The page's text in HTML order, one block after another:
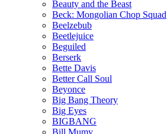
Beauty and the Beast
Beck: Mongolian Chop Squad
Beelzebub
Beetlejuice
Beguiled
Berserk
Bette Davis
Better Call Soul
Beyonce
Big Bang Theory
Big Eyes
BIGBANG